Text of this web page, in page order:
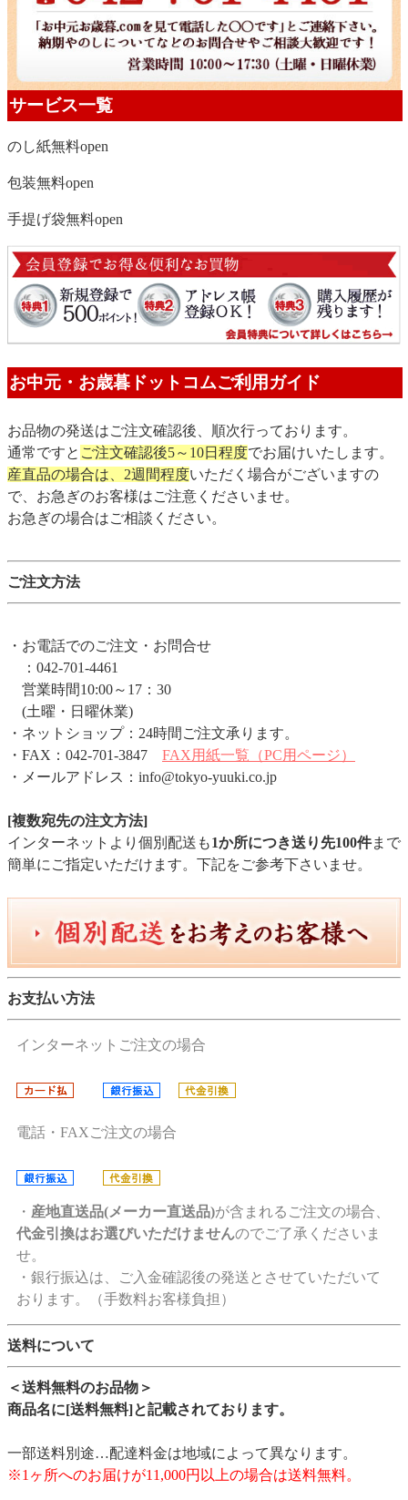
サービス一覧
のし紙無料open
包装無料open
手提げ袋無料open
お中元・お歳暮ドットコムご利用ガイド
お品物の発送はご注文確認後、順次行っております。
通常ですと ご注文確認後5～10日程度でお届けいたします。
産直品の場合は、2週間程度いただく場合がございますの
で、お急ぎのお客様はご注意くださいませ。
お急ぎの場合はご相談ください。
ご注文方法
・お電話でのご注文・お問合せ
：042-701-4461
営業時間10:00～17：30
(土曜・日曜休業)
・ネットショップ：24時間ご注文承ります。
・FAX：042-701-3847 FAX用紙一覧（PC用ページ）
・メールアドレス：info@tokyo-yuuki.co.jp
[複数宛先の注文方法]
インターネットより個別配送も1か所につき送り先100件まで
簡単にご指定いただけます。下記をご参考下さいませ。
お支払い方法
インターネットご注文の場合
電話・FAXご注文の場合
・ 産地直送品(メーカー直送品)が含まれるご注文の場合、
代金引換はお選びいただけませんのでご了承くださいま
せ。
・銀行振込は、ご入金確認後の発送とさせていただいて
おります。（手数料お客様負担）
送料について
＜送料無料のお品物＞
商品名に[送料無料]と記載されております。
一部送料別途…配達料金は地域によって異なります。
※1ヶ所へのお届けが11,000円以上の場合は送料無料。